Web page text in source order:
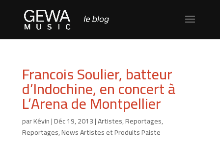
Francois Soulier, batteur
d’Indochine, en concert à
L’Arena de Montpellier
parKévin|Déc 19, 2013|Artistes,Reportages,
Reportages, News Artistes et Produits Paiste